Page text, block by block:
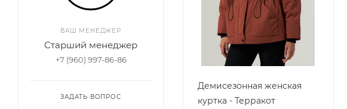
Демисезонная женская
куртка - Терракот
ВАШ МЕНЕДЖЕР
Старший менеджер
+7 (960) 997-86-86
ЗАДАТЬ ВОПРОС